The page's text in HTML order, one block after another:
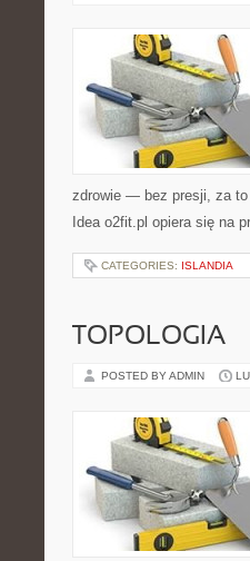
zdrowie — bez presji, za to
Idea o2fit.pl opiera się na
CATEGORIES: ISLANDIA
TOPOLOGIA
POSTED BY ADMIN